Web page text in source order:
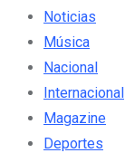
Noticias
Música
Nacional
Internacional
Magazine
Deportes